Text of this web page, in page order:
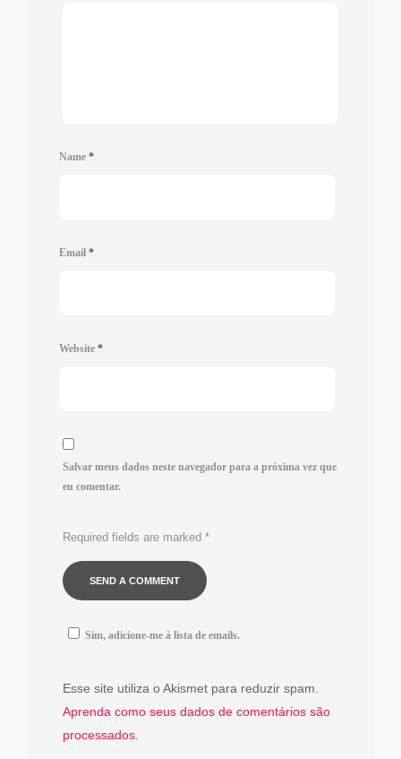
Name *
Email *
Website *
Salvar meus dados neste navegador para a próxima vez que
eu comentar.
Required fields are marked *
Sim, adicione-me à lista de emails.
Esse site utiliza o Akismet para reduzir spam.
Aprenda como seus dados de comentários são
processados